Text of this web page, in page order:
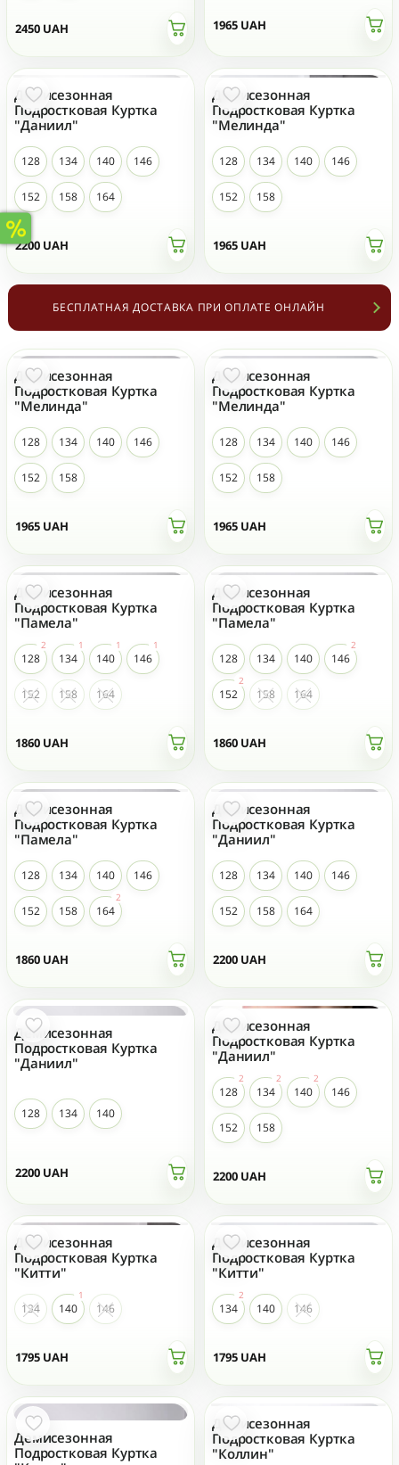
2450 UAH 1965 UAH
2200 UAH
Демисезонная
Подростковая Куртка
"Даниил"
128 134 140 146
152 158 164
1965 UAH
Демисезонная
Подростковая Куртка
"Мелинда"
128 134 140 146
152 158
БЕСПЛАТНАЯ ДОСТАВКА ПРИ ОПЛАТЕ ОНЛАЙН
1965 UAH
Демисезонная
Подростковая Куртка
"Мелинда"
128 134 140 146
152 158
1965 UAH
Демисезонная
Подростковая Куртка
"Мелинда"
128 134 140 146
152 158
1860 UAH
Демисезонная
Подростковая Куртка
"Памела"
128 134 140 146
152 158 164
1860 UAH
Демисезонная
Подростковая Куртка
"Памела"
128 134 140 146
152 158 164
1860 UAH
Демисезонная
Подростковая Куртка
"Памела"
128 134 140 146
152 158 164
2200 UAH
Демисезонная
Подростковая Куртка
"Даниил"
128 134 140 146
152 158 164
2200 UAH
Демисезонная
Подростковая Куртка
"Даниил"
128 134 140
2200 UAH
Демисезонная
Подростковая Куртка
"Даниил"
128 134 140 146
152 158
1795 UAH
Демисезонная
Подростковая Куртка
"Китти"
134 140 146
1795 UAH
Демисезонная
Подростковая Куртка
"Китти"
134 140 146
Демисезонная
Подростковая Куртка
Демисезонная
Подростковая Куртка
"Коллин"